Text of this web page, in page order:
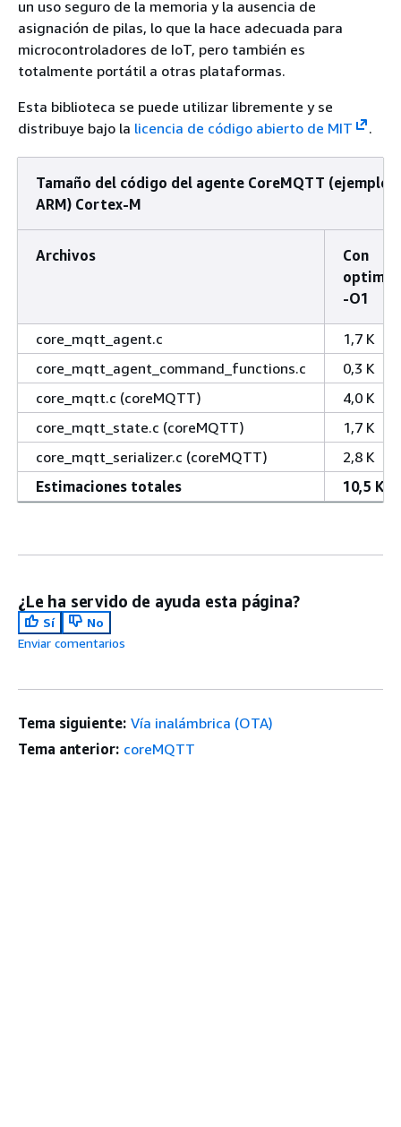
un uso seguro de la memoria y la ausencia de
asignación de pilas, lo que la hace adecuada para
microcontroladores de IoT, pero también es
totalmente portátil a otras plataformas.
Esta biblioteca se puede utilizar libremente y se
distribuye bajo la licencia de código abierto de MIT .
Tamaño del código del agente CoreMQTT (ejemplo
ARM) Cortex-M
Archivos
Con
-O1
core_mqtt_agent.c
1,7 K
core_mqtt_agent_command_functions.c
0,3 K
core_mqtt.c (coreMQTT)
4,0 K
core_mqtt_state.c (coreMQTT)
1,7 K
core_mqtt_serializer.c (coreMQTT)
2,8 K
Estimaciones totales
10,5 K
¿Le ha servido de ayuda esta página?
Sí
No
Enviar comentarios
Tema siguiente: Vía inalámbrica (OTA)
Tema anterior: coreMQTT